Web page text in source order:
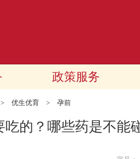
政策服务
优生优育 > 孕前
的？哪些药是不能